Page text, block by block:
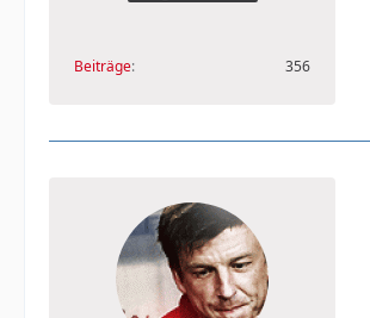
Beiträge 356